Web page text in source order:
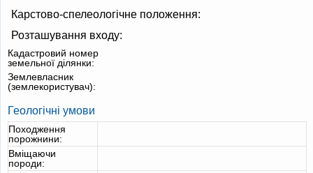
Карстово-спелеологічне положення:
Розташування входу:
Кадастровий номер
земельної ділянки:
Землевласник
(землекористувач):
Геологічні умови
Походження
порожнини:
Вміщаючи
породи: